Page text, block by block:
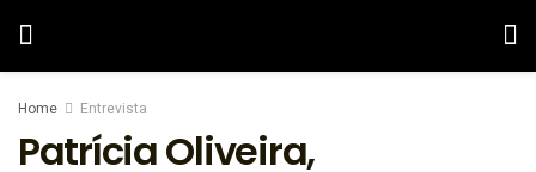
Home Entrevista
Patrícia Oliveira,